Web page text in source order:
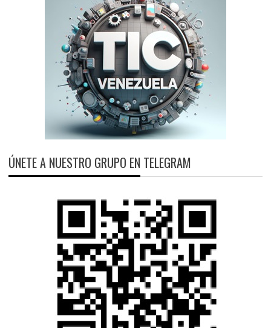
ÚNETE A NUESTRO GRUPO EN TELEGRAM